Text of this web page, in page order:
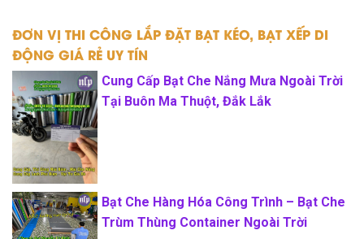
ĐƠN VỊ THI CÔNG LẮP ĐẶT BẠT KÉO, BẠT XẾP DI
ĐỘNG GIÁ RẺ UY TÍN
Cung Cấp Bạt Che Nắng Mưa Ngoài Trời
Tại Buôn Ma Thuột, Đắk Lắk
Bạt Che Hàng Hóa Công Trình – Bạt Che
Trùm Thùng Container Ngoài Trời